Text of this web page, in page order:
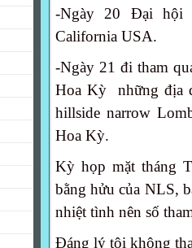
-Ngày 20 Đại hội
California USA.
-Ngày 21 đi tham
Hoa Kỳ những địa
hillside narrow
Hoa Kỳ.
Kỳ họp mặt tháng
bằng hửu của NLS,
nhiệt tình nên số
Đáng lý tôi không